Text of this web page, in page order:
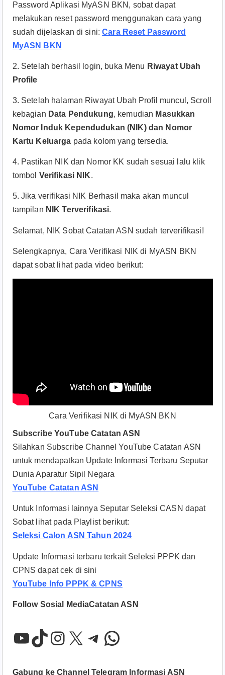
Password Aplikasi MyASN BKN, sobat dapat
melakukan reset password menggunakan cara yang
sudah dijelaskan di sini:Cara Reset Password
MyASN BKN
2. Setelah berhasil login, buka Menu Riwayat Ubah
Profile
3. Setelah halaman Riwayat Ubah Profil muncul, Scroll
kebagian Data Pendukung, kemudian Masukkan
Nomor Induk Kependudukan (NIK) dan Nomor
Kartu Keluarga pada kolom yang tersedia.
4. Pastikan NIK dan Nomor KK sudah sesuai lalu klik
tombol Verifikasi NIK.
5. Jika verifikasi NIK Berhasil maka akan muncul
tampilan NIK Terverifikasi.
Selamat, NIK Sobat Catatan ASN sudah terverifikasi!
Selengkapnya, Cara Verifikasi NIK di MyASN BKN
dapat sobat lihat pada video berikut:
Cara Verifikasi NIK di MyASN BKN
Subscribe YouTube Catatan ASN
Silahkan Subscribe Channel YouTube Catatan ASN
untuk mendapatkan Update Informasi Terbaru Seputar
Dunia Aparatur Sipil Negara
YouTube Catatan ASN
Untuk Informasi lainnya Seputar Seleksi CASN dapat
Sobat lihat pada Playlist berikut:
Seleksi Calon ASN Tahun 2024
Update Informasi terbaru terkait Seleksi PPPK dan
CPNS dapat cek di sini
YouTube Info PPPK & CPNS
Follow Sosial MediaCatatan ASN
YouTube TikTok Instagram X Telegram WhatsApp
Gabung ke Channel Telegram Informasi ASN